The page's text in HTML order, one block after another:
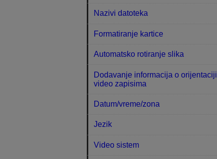
Nazivi datoteka
Formatiranje kartice
Automatsko rotiranje slika
Dodavanje informacija o orijentaciji
video zapisima
Datum/vreme/zona
Jezik
Video sistem